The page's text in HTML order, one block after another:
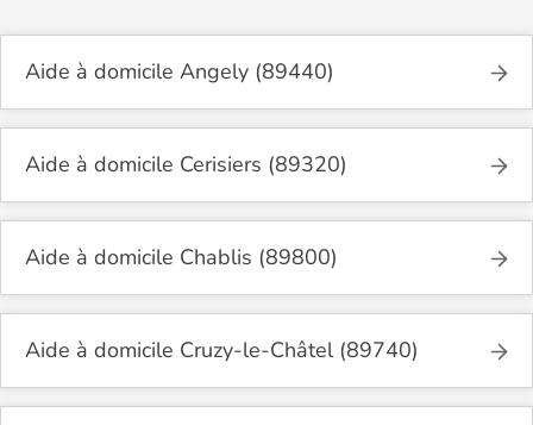
Aide à domicile Angely (89440)
Aide à domicile Cerisiers (89320)
Aide à domicile Chablis (89800)
Aide à domicile Cruzy-le-Châtel (89740)